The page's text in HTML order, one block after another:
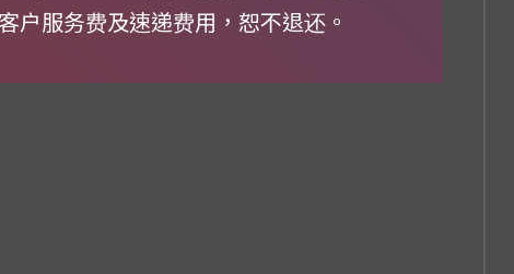
户服务费及速递费用，恕不退还。